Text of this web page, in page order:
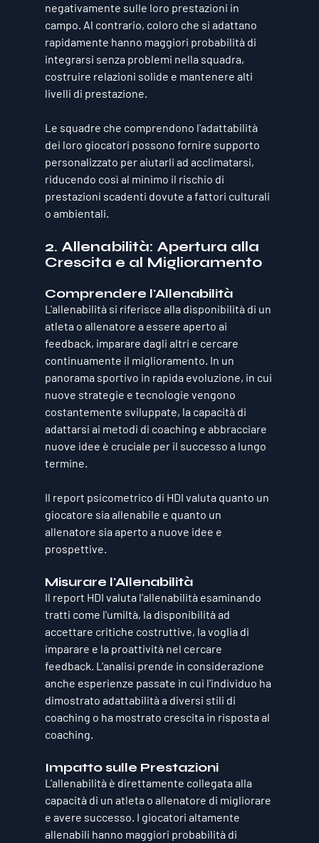
negativamente sulle loro prestazioni in
campo. Al contrario, coloro che si adattano
rapidamente hanno maggiori probabilità di
integrarsi senza problemi nella squadra,
costruire relazioni solide e mantenere alti
livelli di prestazione.
Le squadre che comprendono l'adattabilità
dei loro giocatori possono fornire supporto
personalizzato per aiutarli ad acclimatarsi,
riducendo così al minimo il rischio di
prestazioni scadenti dovute a fattori culturali
o ambientali.
2. Allenabilità: Apertura alla
Crescita e al Miglioramento
Comprendere l'Allenabilità
L'allenabilità si riferisce alla disponibilità di un
atleta o allenatore a essere aperto ai
feedback, imparare dagli altri e cercare
continuamente il miglioramento. In un
panorama sportivo in rapida evoluzione, in cui
nuove strategie e tecnologie vengono
costantemente sviluppate, la capacità di
adattarsi ai metodi di coaching e abbracciare
nuove idee è cruciale per il successo a lungo
termine.
Il report psicometrico di HDI valuta quanto un
giocatore sia allenabile e quanto un
allenatore sia aperto a nuove idee e
prospettive.
Misurare l'Allenabilità
Il report HDI valuta l'allenabilità esaminando
tratti come l'umiltà, la disponibilità ad
accettare critiche costruttive, la voglia di
imparare e la proattività nel cercare
feedback. L'analisi prende in considerazione
anche esperienze passate in cui l'individuo ha
dimostrato adattabilità a diversi stili di
coaching o ha mostrato crescita in risposta al
coaching.
Impatto sulle Prestazioni
L'allenabilità è direttamente collegata alla
capacità di un atleta o allenatore di migliorare
e avere successo. I giocatori altamente
allenabili hanno maggiori probabilità di